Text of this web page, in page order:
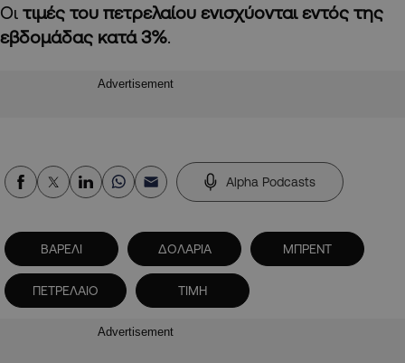
Οι τιμές του πετρελαίου ενισχύονται εντός της
εβδομάδας κατά 3%.
Advertisement
Alpha Podcasts
ΒΑΡΕΛΙ ΔΟΛΑΡΙΑ ΜΠΡΕΝΤ
ΠΕΤΡΕΛΑΙΟ ΤΙΜΗ
Advertisement